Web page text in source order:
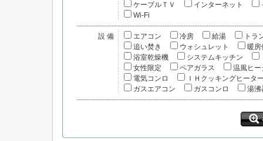
ケーブルＴＶ
インターネット
Wi-Fi
設備 エアコン 冷房 給湯
トラ
追い焚き
ウォシュレット
暖房
浴室乾燥機
システムキッチン
女性限定
ペアガラス
温風ヒー
電気コンロ
ＩＨクッキングヒータ
ガスエアコン
ガスコンロ 湯沸